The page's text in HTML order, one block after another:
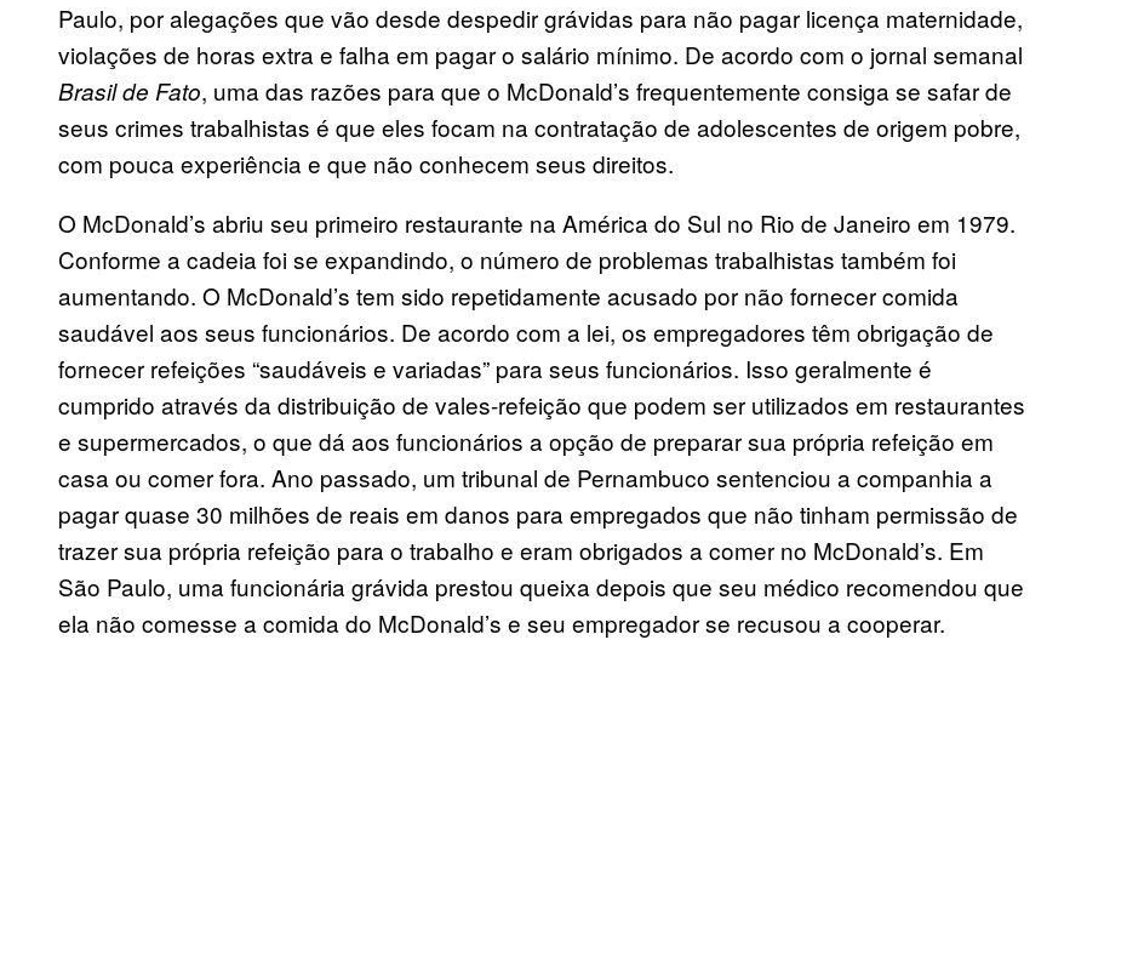
Paulo, por alegações que vão desde despedir grávidas para não pagar licença maternidade,
violações de horas extra e falha em pagar o salário mínimo. De acordo com o jornal semanal
Brasil de Fato, uma das razões para que o McDonald’s frequentemente consiga se safar de
seus crimes trabalhistas é que eles focam na contratação de adolescentes de origem pobre,
com pouca experiência e que não conhecem seus direitos.
O McDonald’s abriu seu primeiro restaurante na América do Sul no Rio de Janeiro em 1979.
Conforme a cadeia foi se expandindo, o número de problemas trabalhistas também foi
aumentando. O McDonald’s tem sido repetidamente acusado por não fornecer comida
saudável aos seus funcionários. De acordo com a lei, os empregadores têm obrigação de
fornecer refeições “saudáveis e variadas” para seus funcionários. Isso geralmente é
cumprido através da distribuição de vales-refeição que podem ser utilizados em restaurantes
e supermercados, o que dá aos funcionários a opção de preparar sua própria refeição em
casa ou comer fora. Ano passado, um tribunal de Pernambuco sentenciou a companhia a
pagar quase 30 milhões de reais em danos para empregados que não tinham permissão de
trazer sua própria refeição para o trabalho e eram obrigados a comer no McDonald’s. Em
São Paulo, uma funcionária grávida prestou queixa depois que seu médico recomendou que
ela não comesse a comida do McDonald’s e seu empregador se recusou a cooperar.